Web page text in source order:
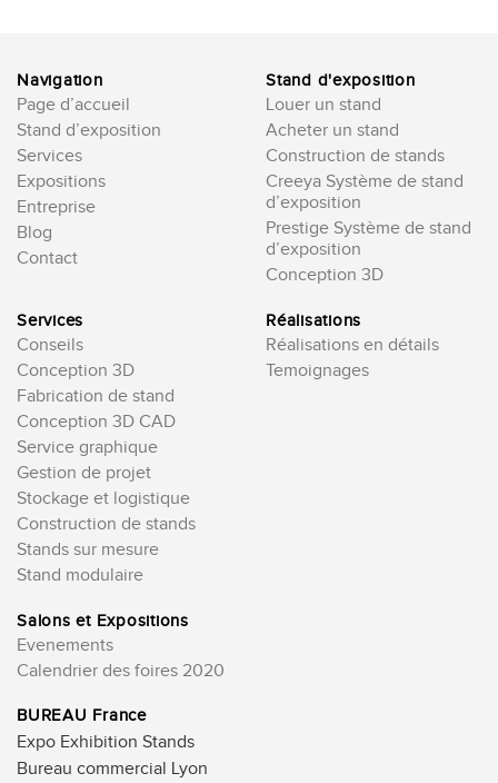
Navigation
Page d’accueil
Stand d’exposition
Services
Expositions
Entreprise
Blog
Contact
Stand d'exposition
Louer un stand
Acheter un stand
Construction de stands
Creeya Système de stand
d’exposition
Prestige Système de stand
d’exposition
Conception 3D
Services
Conseils
Conception 3D
Fabrication de stand
Conception 3D CAD
Service graphique
Gestion de projet
Stockage et logistique
Construction de stands
Stands sur mesure
Stand modulaire
Réalisations
Réalisations en détails
Temoignages
Salons et Expositions
Evenements
Calendrier des foires 2020
BUREAU France
Expo Exhibition Stands
Bureau commercial Lyon